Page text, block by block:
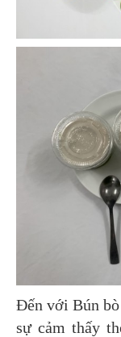
​Đến với Bún bò
sự cảm thấy